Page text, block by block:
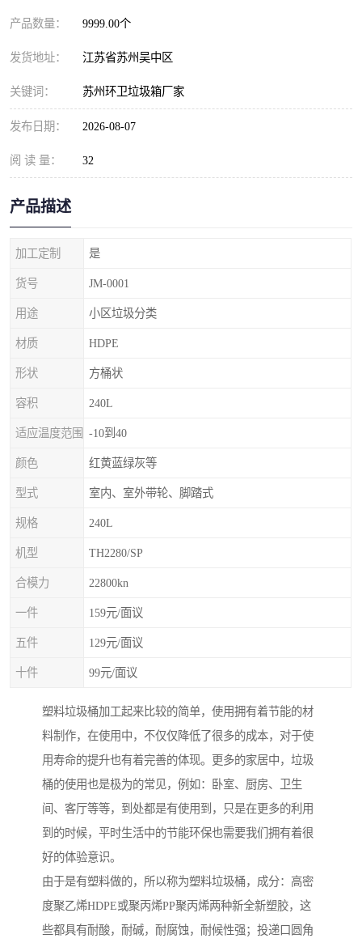
产品数量： 9999.00个
发货地址： 江苏省苏州吴中区
关键词： 苏州环卫垃圾箱厂家
发布日期： 2026-08-07
阅 读 量： 32
产品描述
加工定制 是
货号 JM-0001
用途 小区垃圾分类
材质 HDPE
形状 方桶状
容积 240L
适应温度范围 -10到40
颜色 红黄蓝绿灰等
型式 室内、室外带轮、脚踏式
规格 240L
机型 TH2280/SP
合模力 22800kn
一件 159元/面议
五件 129元/面议
十件 99元/面议
塑料垃圾桶加工起来比较的简单，使用拥有着节能的材
料制作，在使用中，不仅仅降低了很多的成本，对于使
用寿命的提升也有着完善的体现。更多的家居中，垃圾
桶的使用也是极为的常见，例如：卧室、厨房、卫生
间、客厅等等，到处都是有使用到，只是在更多的利用
到的时候，平时生活中的节能环保也需要我们拥有着很
好的体验意识。
由于是有塑料做的，所以称为塑料垃圾桶，成分：高密
度聚乙烯HDPE或聚丙烯PP聚丙烯两种新全新塑胶，这
些都具有耐酸，耐碱，耐腐蚀，耐候性强；投递口圆角